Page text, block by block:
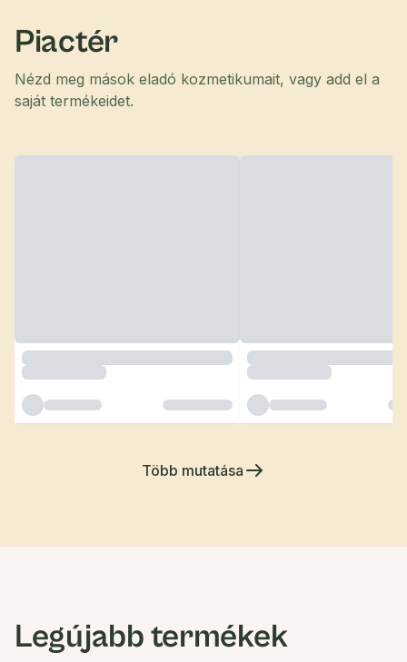
Piactér
Nézd meg mások eladó kozmetikumait, vagy add el a
saját termékeidet.
Több mutatása
Legújabb termékek